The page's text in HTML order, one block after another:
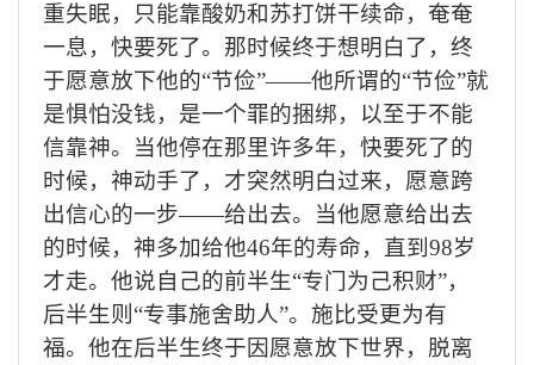
重失眠，只能靠酸奶和苏打饼干续命，奄奄
一息，快要死了。那时候终于想明白了，终
于愿意放下他的“节俭”——他所谓的“节俭”就
是惧怕没钱，是一个罪的捆绑，以至于不能
信靠神。当他停在那里许多年，快要死了的
时候，神动手了，才突然明白过来，愿意跨
出信心的一步——给出去。当他愿意给出去
的时候，神多加给他46年的寿命，直到 98岁
才走。他说自己的前半生“专门为己积财”，
后半生则“专事施舍助人”。施比受更为有
福。他在后半生终于因愿意放下世界，脱离